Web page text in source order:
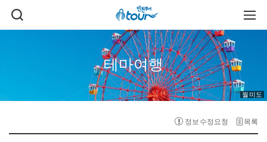
검
색
주
메
테마여행
월미도
정보수정요청 목록